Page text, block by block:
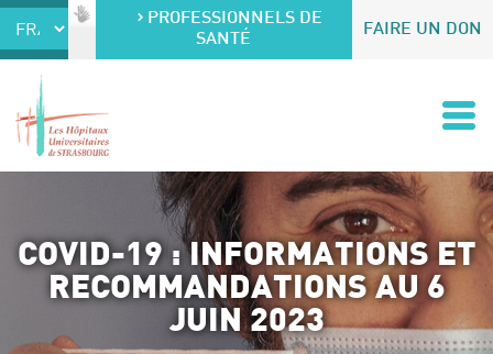
Accéder au contenu
Accéder au menuPROFESSIONNELS DE
SANTÉ
FAIRE UN DON
COVID-19 : INFORMATIONS ET
RECOMMANDATIONS AU 6
JUIN 2023